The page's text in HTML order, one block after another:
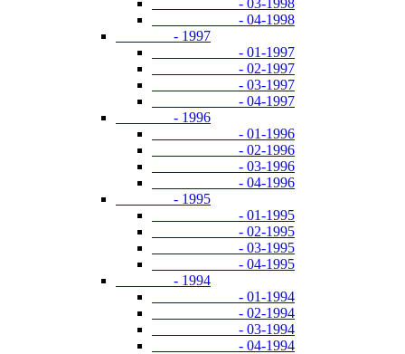
- 03-1998
- 04-1998
- 1997
- 01-1997
- 02-1997
- 03-1997
- 04-1997
- 1996
- 01-1996
- 02-1996
- 03-1996
- 04-1996
- 1995
- 01-1995
- 02-1995
- 03-1995
- 04-1995
- 1994
- 01-1994
- 02-1994
- 03-1994
- 04-1994